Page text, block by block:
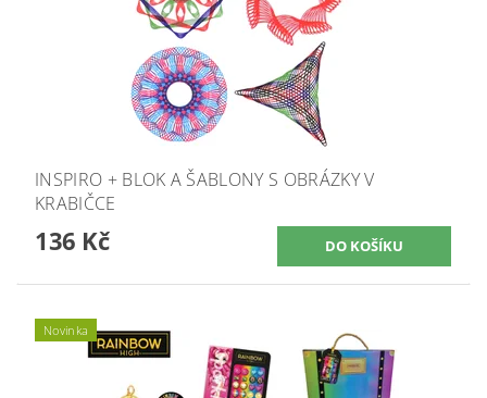
INSPIRO + BLOK A ŠABLONY S OBRÁZKY V
KRABIČCE
136 Kč
Novinka